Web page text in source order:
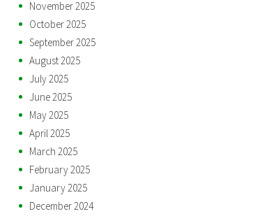
November 2025
October 2025
September 2025
August 2025
July 2025
June 2025
May 2025
April 2025
March 2025
February 2025
January 2025
December 2024